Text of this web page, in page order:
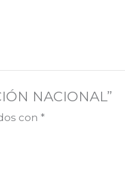
NACIONAL”
con*